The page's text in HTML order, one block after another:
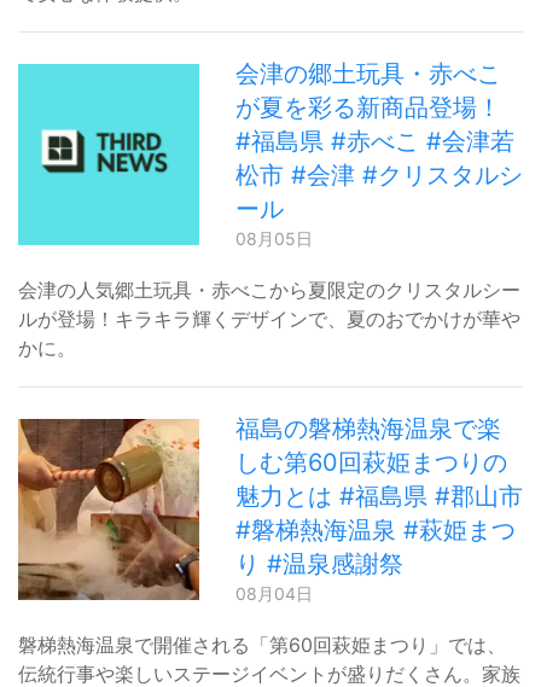
会津の郷土玩具・赤べこ
が夏を彩る新商品登場！
#福島県 #赤べこ #会津若
松市 #会津 #クリスタルシ
ール
08月05日
会津の人気郷土玩具・赤べこから夏限定のクリスタルシー
ルが登場！キラキラ輝くデザインで、夏のおでかけが華や
かに。
福島の磐梯熱海温泉で楽
しむ第60回萩姫まつりの
魅力とは #福島県 #郡山市
#磐梯熱海温泉 #萩姫まつ
り #温泉感謝祭
08月04日
磐梯熱海温泉で開催される「第60回萩姫まつり」では、
伝統行事や楽しいステージイベントが盛りだくさん。家族